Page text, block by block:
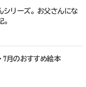
シリーズ。お父さんにな
月のおすすめ絵本